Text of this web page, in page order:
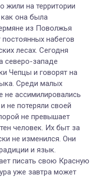
жили на территории
она была
из Поволжья
постоянных набегов
лесах. Сегодня
северо-западе
Чепцы и говорят на
Среди малых
не ассимилировались
не потеряли своей
не превышает
человек. Их быт за
не изменился. Они
и язык.
писать свою Красную
уже завтра может